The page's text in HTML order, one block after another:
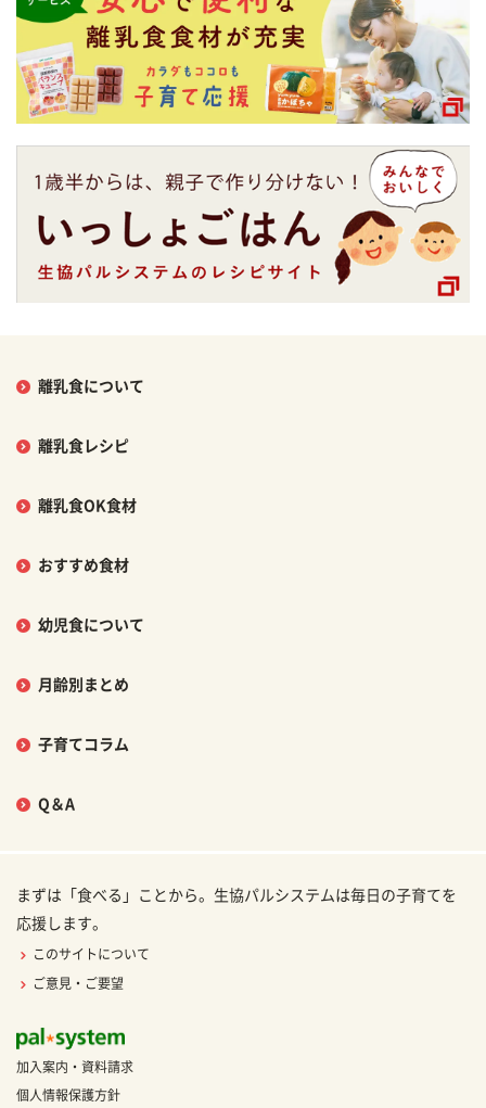
離乳食について
離乳食レシピ
離乳食OK食材
おすすめ食材
幼児食について
月齢別まとめ
子育てコラム
Q＆A
まずは「食べる」ことから。生協パルシステムは毎日の子育てを
応援します。
このサイトについて
ご意見・ご要望
加入案内・資料請求
個人情報保護方針